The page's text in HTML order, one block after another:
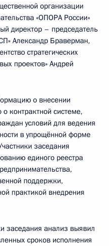
организации
«ОПОРА России»
директор – председатель
Александр Браверман,
стратегических
проектов» Андрей
о внесении
контрактной системе,
условий для ведения
в упрощённой форме
заседания
единого реестра
поддержки,
практикой внедрения
заседания анализ выявил
сроков исполнения